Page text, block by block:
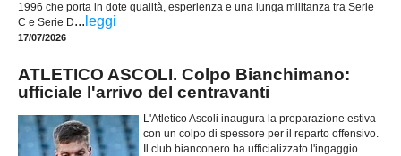
1996 che porta in dote qualità, esperienza e una lunga militanza tra Serie
C e Serie D... leggi
17/07/2026
ATLETICO ASCOLI. Colpo Bianchimano:
ufficiale l'arrivo del centravanti
L'Atletico Ascoli inaugura la preparazione estiva
con un colpo di spessore per il reparto offensivo.
Il club bianconero ha ufficializzato l'ingaggio